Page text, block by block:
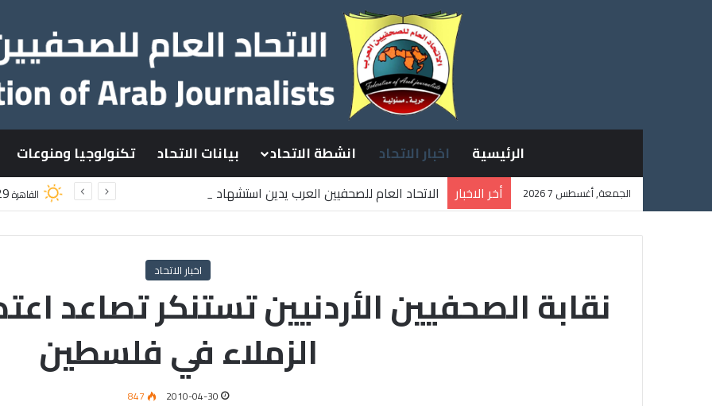
الرئيسية اخبار الاتحاد انشطة الاتحاد بيانات الاتحاد تكنولوجيا ومنوعات
الجمعة, أغسطس 7 2026 أخر الاخبار
الاتحاد العام للصحفيين العرب يدين استشهاد
القاهرة
اخبار الاتحاد
نقابة الصحفيين الأردنيين تستنكر تصاعد
الزملاء في فلسطين
2010-04-30
847